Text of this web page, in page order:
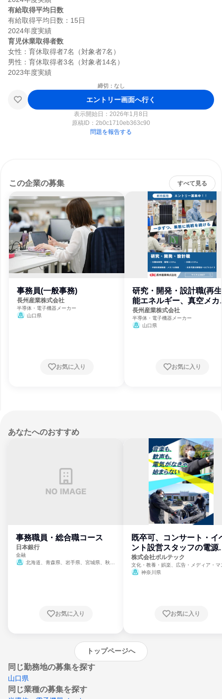
有給取得平均日数
有給取得平均日数：15日
育児休業取得者数
女性：育休取得者7名（対象者7名）
男性：育休取得者3名（対象者14名）
締切：なし
エントリー画面へ行く
表示開始日：2026年1月8日
原稿ID： 2b0c1710eb363c90
問題を報告する
この企業の募集 すべて見る
事務員(一般事務)
長州産業株式会社
半導体・電子機器メーカー
山口県
お気に入り
研究・開発・設計職(再
能エネルギー、真空メカ
ロ機器等)
長州産業株式会社
半導体・電子機器メーカー
山口県
お気に入り
あなたへのおすすめ
事務職員・総合職コース
日本銀行
金融
北海道、青森県、岩手県、宮城県、秋田
崎県、熊本県、大分県、宮崎県、鹿児島県、
お気に入り
既卒可、コンサート・イ
ント設営スタッフの電源
門
株式会社ボルテック
文化・教養・娯楽、広告・メディア・マ
ミ、電力・ガス・水道・エネルギー
神奈川県
お気に入り
トップページへ
同じ勤務地の募集を探す
山口県
同じ業種の募集を探す